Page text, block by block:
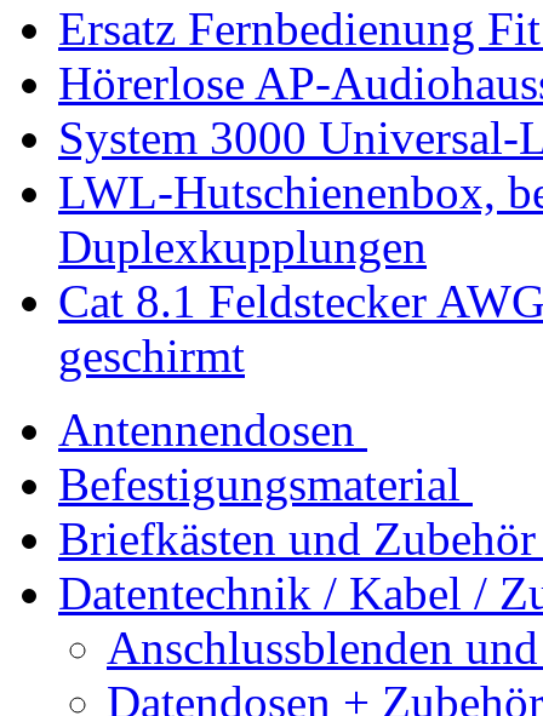
Ersatz Fernbedienung
Hörerlose AP-
System 3000
LWL-Hutschienenbox,
Duplexkupplungen
Cat 8.1 Feldstecker
geschirmt
Antennendosen
Befestigungsmaterial
Briefkästen und Zubehör
Datentechnik / Kabel /
Anschlussblenden
Datendosen + Zubehör